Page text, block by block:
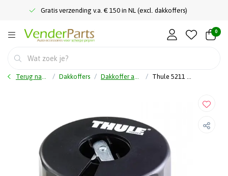
Gratis verzending v.a. € 150 in NL (excl. dakkoffers)
0
Terug naar home Dakkoffers Dakkoffer accessoires Thule 5211 Strap Organiser - Trekband